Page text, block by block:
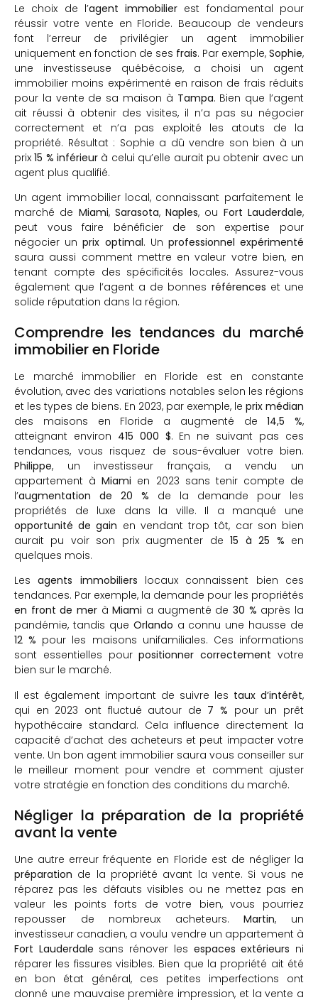
Le choix de l’agent immobilier est fondamental pour
réussir votre vente en Floride. Beaucoup de vendeurs
font l’erreur de privilégier un agent immobilier
uniquement en fonction de ses frais. Par exemple, Sophie,
une investisseuse québécoise, a choisi un agent
immobilier moins expérimenté en raison de frais réduits
pour la vente de sa maison à Tampa. Bien que l’agent
ait réussi à obtenir des visites, il n’a pas su négocier
correctement et n’a pas exploité les atouts de la
propriété. Résultat : Sophie a dû vendre son bien à un
prix15 % inférieur à celui qu’elle aurait pu obtenir avec un
agent plus qualifié.
Un agent immobilier local, connaissant parfaitement le
marché de Miami, Sarasota,Naples, ou Fort Lauderdale,
peut vous faire bénéficier de son expertise pour
négocier unprix optimal. Un professionnel expérimenté
saura aussi comment mettre en valeur votre bien, en
tenant compte des spécificités locales. Assurez-vous
également que l’agent a de bonnes références et une
solide réputation dans la région.
Comprendre les tendances du marché
immobilier en Floride
Le marché immobilier en Floride est en constante
évolution, avec des variations notables selon les régions
et les types de biens. En 2023, par exemple, le prix médian
des maisons en Floride a augmenté de14,5 %,
atteignant environ 415 000 $. En ne suivant pas ces
tendances, vous risquez de sous-évaluer votre bien.
Philippe, un investisseur français, a vendu un
appartement àMiami en 2023 sans tenir compte de
l’augmentation de 20 % de la demande pour les
propriétés de luxe dans la ville. Il a manqué une
opportunité de gain en vendant trop tôt, car son bien
aurait pu voir son prix augmenter de15 à 25 % en
quelques mois.
Lesagents immobiliers locaux connaissent bien ces
tendances. Par exemple, la demande pour les propriétés
en front de mer àMiami a augmenté de30 % après la
pandémie, tandis que Orlando a connu une hausse de
12 % pour les maisons unifamiliales. Ces informations
sont essentielles pourpositionner correctement votre
bien sur le marché.
Il est également important de suivre les taux d’intérêt,
qui en 2023 ont fluctué autour de 7 % pour un prêt
hypothécaire standard. Cela influence directement la
capacité d’achat des acheteurs et peut impacter votre
vente. Un bon agent immobilier saura vous conseiller sur
le meilleur moment pour vendre et comment ajuster
votre stratégie en fonction des conditions du marché.
Négliger la préparation de la propriété
avant la vente
Une autre erreur fréquente en Floride est de négliger la
préparation de la propriété avant la vente. Si vous ne
réparez pas les défauts visibles ou ne mettez pas en
valeur les points forts de votre bien, vous pourriez
repousser de nombreux acheteurs.Martin, un
investisseur canadien, a voulu vendre un appartement à
Fort Lauderdale sans rénover les espaces extérieurs ni
réparer les fissures visibles. Bien que la propriété ait été
en bon état général, ces petites imperfections ont
donné une mauvaise première impression, et la vente a